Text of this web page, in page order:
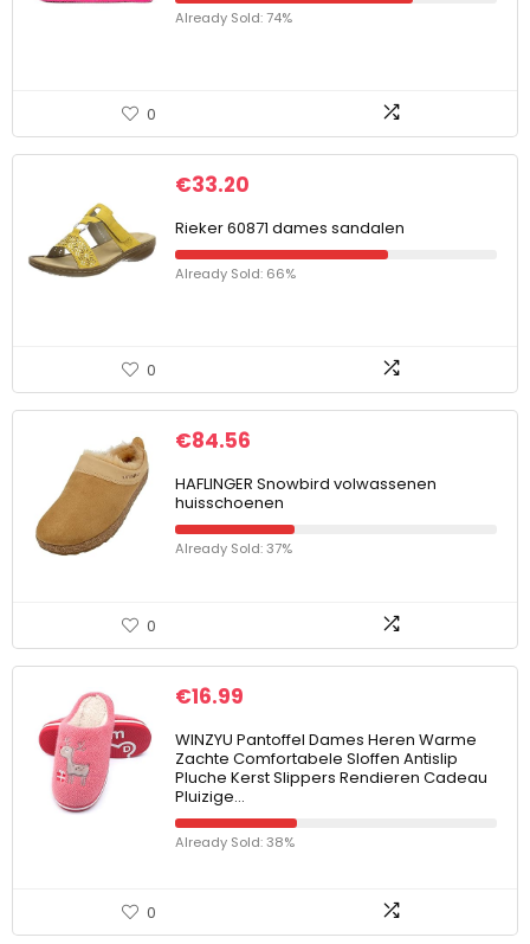
Already Sold: 74%
0
€33.20
Rieker 60871 dames sandalen
Already Sold: 66%
0
€84.56
HAFLINGER Snowbird volwassenen
huisschoenen
Already Sold: 37%
0
€16.99
WINZYU Pantoffel Dames Heren Warme
Zachte Comfortabele Sloffen Antislip
Pluche Kerst Slippers Rendieren Cadeau
Pluizige…
Already Sold: 38%
0